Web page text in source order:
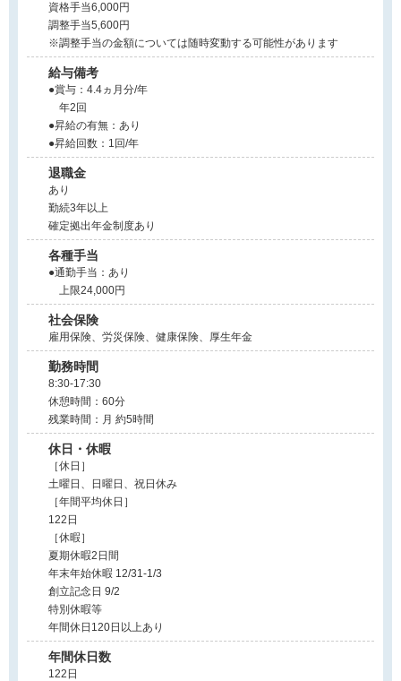
資格手当6,000円
調整手当5,600円
※調整手当の金額については随時変動する可能性があります
給与備考
●賞与：4.4ヵ月分/年
年2回
●昇給の有無：あり
●昇給回数：1回/年
退職金
あり
勤続3年以上
確定拠出年金制度あり
各種手当
●通勤手当：あり
上限24,000円
社会保険
雇用保険、労災保険、健康保険、厚生年金
勤務時間
8:30-17:30
休憩時間：60分
残業時間：月 約5時間
休日・休暇
［休日］
土曜日、日曜日、祝日休み
［年間平均休日］
122日
［休暇］
夏期休暇2日間
年末年始休暇 12/31-1/3
創立記念日 9/2
特別休暇等
年間休日120日以上あり
年間休日数
122日